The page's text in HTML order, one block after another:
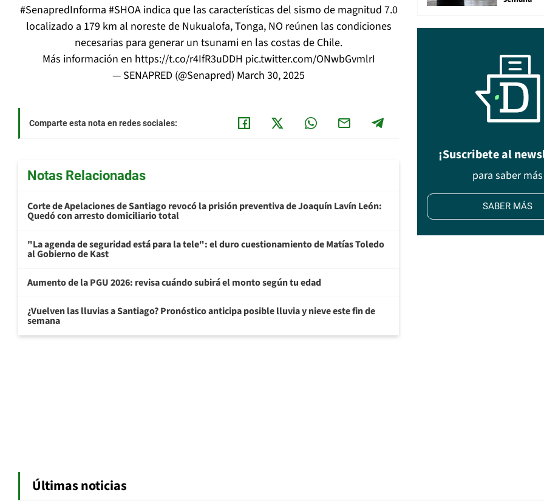
#SenapredInforma #SHOAindica que las características del sismo de magnitud 7.0
localizado a 179 km al noreste de Nukualofa, Tonga, NO reúnen las condiciones
necesarias para generar un tsunami en las costas de Chile.
Más información en https://t.co/r4IfR3uDDH pic.twitter.com/ONwbGvmlrI
— SENAPRED (@Senapred) March 30, 2025
Comparte esta nota en redes sociales:
Notas Relacionadas
Corte de Apelaciones de Santiago revocó la prisión preventiva de Joaquín Lavín León:
Quedó con arresto domiciliario total
"La agenda de seguridad está para la tele": el duro cuestionamiento de Matías Toledo
al Gobierno de Kast
Aumento de la PGU 2026: revisa cuándo subirá el monto según tu edad
¿Vuelven las lluvias a Santiago? Pronóstico anticipa posible lluvia y nieve este fin de
semana
¡Suscribete al
para saber más
SABER MÁS
Últimas noticias